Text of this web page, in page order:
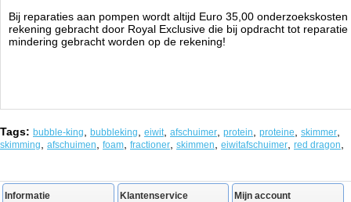
Bij reparaties aan pompen wordt altijd Euro 35,00 onderzoekskosten
rekening gebracht door Royal Exclusive die bij opdracht tot reparatie
mindering gebracht worden op de rekening!
Tags: bubble-king bubbleking eiwit afschuimer protein proteine skimmer
skimming afschuimen foam fractioner skimmen eiwitafschuimer red dragon
Informatie Klantenservice Mijn account